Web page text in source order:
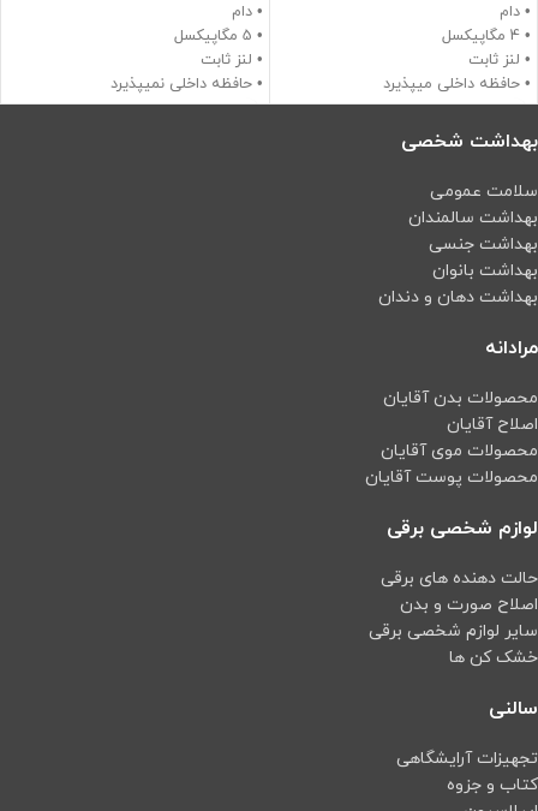
• دام
• 4 مگاپیکسل
• لنز ثابت
• حافظه داخلی میپذیرد
• دید در شب 50 متر
• دام
• 5 مگاپیکسل
• لنز ثابت
• حافظه داخلی نمیپذیرد
• دید در شب 40 متر
بهداشت شخصی
سلامت عمومی
بهداشت سالمندان
بهداشت جنسی
بهداشت بانوان
بهداشت دهان و دندان
مرادانه
محصولات بدن آقایان
اصلاح آقایان
محصولات موی آقایان
محصولات پوست آقایان
لوازم شخصی برقی
حالت دهنده های برقی
اصلاح صورت و بدن
سایر لوازم شخصی برقی
خشک کن ها
سالنی
تجهیزات آرایشگاهی
کتاب و جزوه